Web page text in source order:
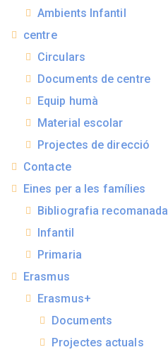
Ambients Infantil
centre
Circulars
Documents de centre
Equip humà
Material escolar
Projectes de direcció
Contacte
Eines per a les famílies
Bibliografia recomanada
Infantil
Primaria
Erasmus
Erasmus+
Documents
Projectes actuals